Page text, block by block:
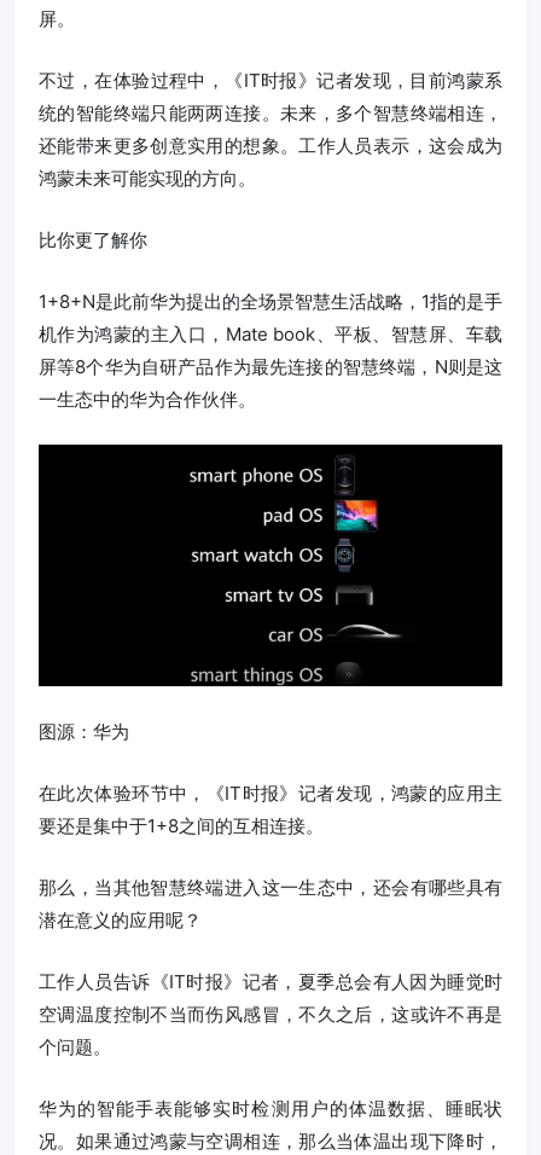
屏。
不过，在体验过程中，《IT时报》记者发现，目前鸿蒙系
统的智能终端只能两两连接。未来，多个智慧终端相连，
还能带来更多创意实用的想象。工作人员表示，这会成为
鸿蒙未来可能实现的方向。
比你更了解你
1+8+N是此前华为提出的全场景智慧生活战略，1指的是手
机作为鸿蒙的主入口，Mate book、平板、智慧屏、车载
屏等8个华为自研产品作为最先连接的智慧终端，N则是这
一生态中的华为合作伙伴。
图源：华为
在此次体验环节中，《IT时报》记者发现，鸿蒙的应用主
要还是集中于1+8之间的互相连接。
那么，当其他智慧终端进入这一生态中，还会有哪些具有
潜在意义的应用呢？
工作人员告诉《IT时报》记者，夏季总会有人因为睡觉时
空调温度控制不当而伤风感冒，不久之后，这或许不再是
个问题。
华为的智能手表能够实时检测用户的体温数据、睡眠状
况。如果通过鸿蒙与空调相连，那么当体温出现下降时，